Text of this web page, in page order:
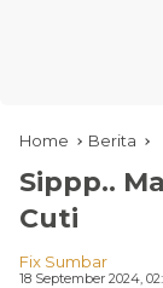
Home Berita
Sippp..
Cuti
Fix Sumbar
18 September 2024,